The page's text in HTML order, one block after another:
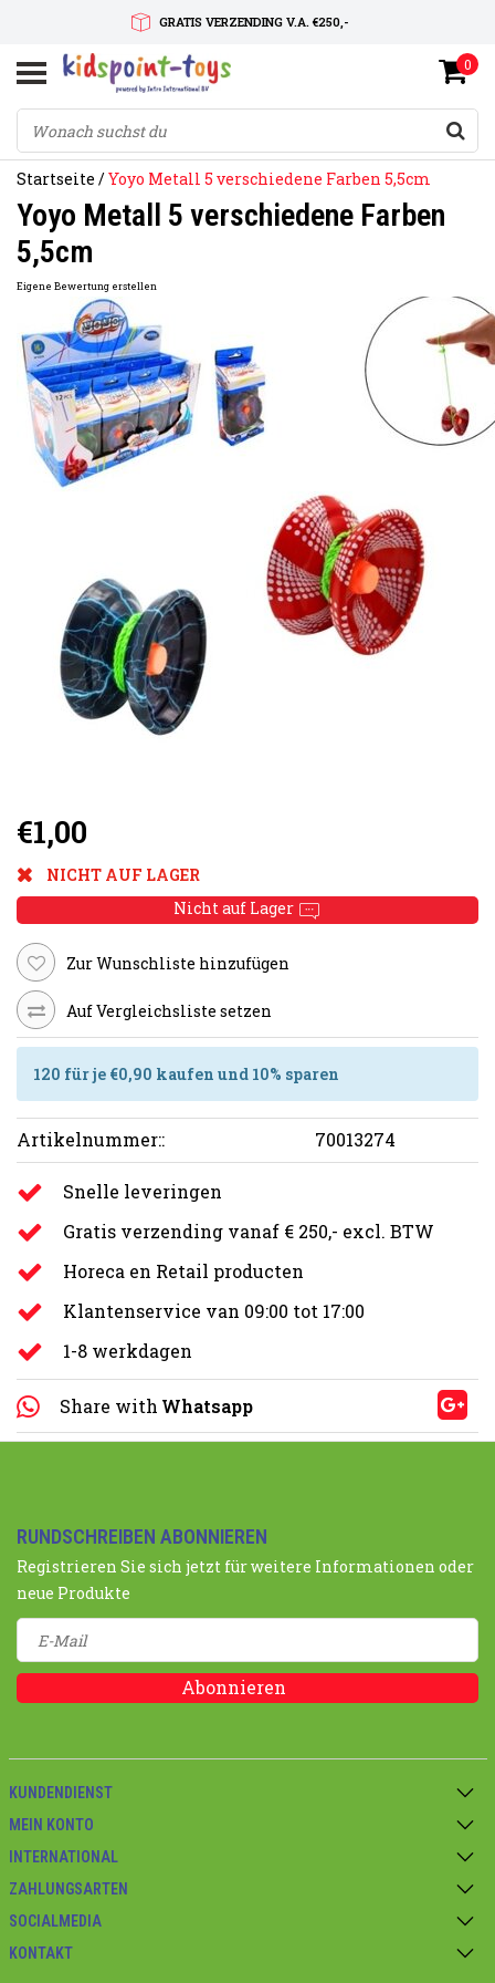
GRATIS VERZENDING V.A. €250,-
SNELLE LEVERTIJD
SERVICE OP MAAT
0
Startseite /Yoyo Metall 5 verschiedene Farben 5,5cm
Yoyo Metall 5 verschiedene Farben
5,5cm
Eigene Bewertung erstellen
€1,00
NICHT AUF LAGER
Nicht auf Lager
Zur Wunschliste hinzufügen
Auf Vergleichsliste setzen
120 für je €0,90 kaufen und 10% sparen
Artikelnummer:: 70013274
Snelle leveringen
Gratis verzending vanaf € 250,- excl. BTW
Horeca en Retail producten
Klantenservice van 09:00 tot 17:00
1-8 werkdagen
Share with Whatsapp
RUNDSCHREIBEN ABONNIEREN
Registrieren Sie sich jetzt für weitere Informationen oder
neue Produkte
Abonnieren
KUNDENDIENST
MEIN KONTO
INTERNATIONAL
ZAHLUNGSARTEN
SOCIALMEDIA
KONTAKT